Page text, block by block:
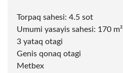
Torpaq sahesi: 4.5 sot
Umumi yasayis sahesi: 170 m²
3 yataq otagi
Genis qonaq otagi
Metbex